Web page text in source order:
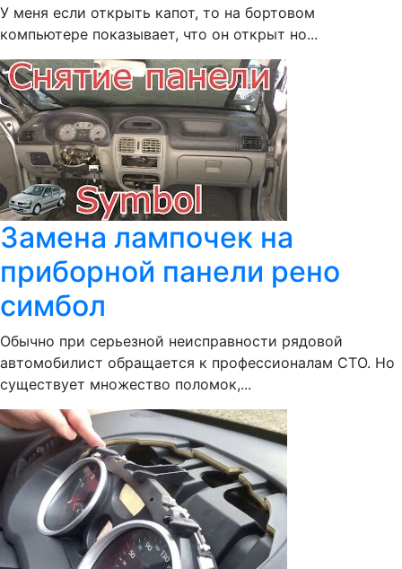
У меня если открыть капот, то на бортовом
компьютере показывает, что он открыт но...
Замена лампочек на
приборной панели рено
симбол
Обычно при серьезной неисправности рядовой
автомобилист обращается к профессионалам СТО. Но
существует множество поломок,...